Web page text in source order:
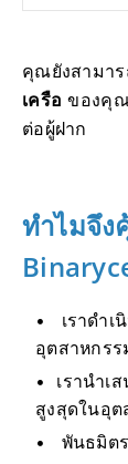
คุณยังสามา
เครือ ของคุ
ต่อผู้ฝาก
ทำไมจึง
เราดำเ
อุตสาหกรร
เรานำเ
สูงสุดในอุต
พันธมิตร